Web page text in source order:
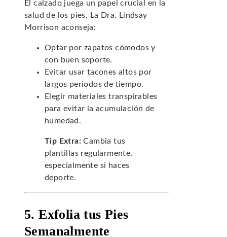
El calzado juega un papel crucial en la
salud de los pies. La Dra. Lindsay
Morrison aconseja:
Optar por zapatos cómodos y
con buen soporte.
Evitar usar tacones altos por
largos periodos de tiempo.
Elegir materiales transpirables
para evitar la acumulación de
humedad.
Tip Extra: Cambia tus
plantillas regularmente,
especialmente si haces
deporte.
5. Exfolia tus Pies
Semanalmente